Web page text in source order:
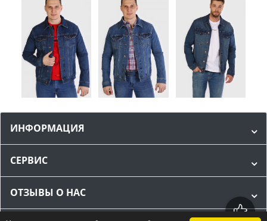
ИНФОРМАЦИЯ
СЕРВИС
ОТЗЫВЫ О НАС